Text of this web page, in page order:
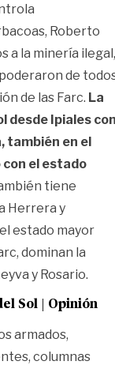
Roberto
a la minería ilegal,
de
de las Farc. La
desde Ipiales
también en el
el estado
tiene
Herrera y
estado mayor
dominan la
y Rosario.
Sol | Opinión
armados,
columnas